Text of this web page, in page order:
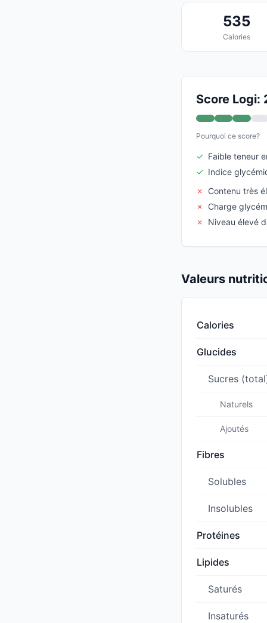
535
Calories
Score Logi:
Pourquoi ce score?
✓ Faible teneur
✓ Indice
✗
Contenu très
✗
Charge
✗
Niveau élevé
Valeurs
Calories
Glucides
Sucres
Naturels
Ajoutés
Fibres
Solubles
Insolubles
Protéines
Lipides
Saturés
Insaturés